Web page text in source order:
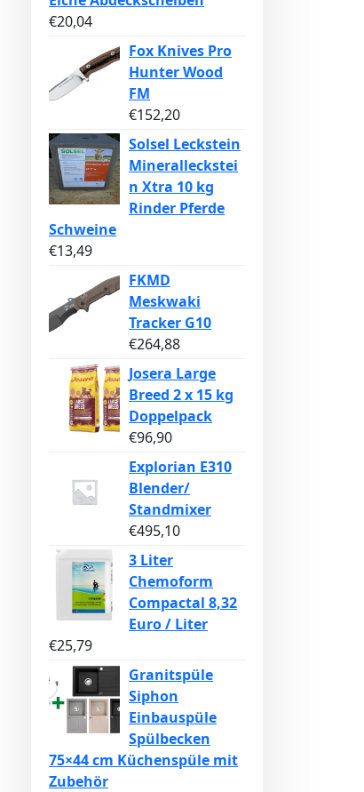
€20,04
Fox Knives Pro
Hunter Wood
FM
€152,20
Solsel Leckstein
Mineralleckstei
n Xtra 10 kg
Rinder Pferde
Schweine
€13,49
FKMD
Meskwaki
Tracker G10
€264,88
Josera Large
Breed 2 x 15 kg
Doppelpack
€96,90
Explorian E310
Blender/
Standmixer
€495,10
3 Liter
Chemoform
Compactal 8,32
Euro / Liter
€25,79
Granitspüle
Siphon
Einbauspüle
Spülbecken
75×44 cm Küchenspüle mit
Zubehör